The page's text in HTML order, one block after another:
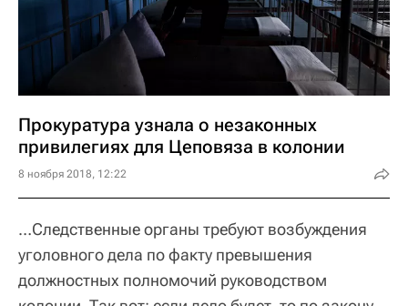
Прокуратура узнала о незаконных
привилегиях для Цеповяза в колонии
8 ноября 2018, 12:22
…Следственные органы требуют возбуждения
уголовного дела по факту превышения
должностных полномочий руководством